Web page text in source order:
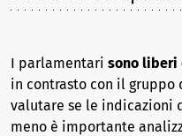
I parlamentari sono liberi
in contrasto con il gruppo
valutare se le indicazioni
meno è importante